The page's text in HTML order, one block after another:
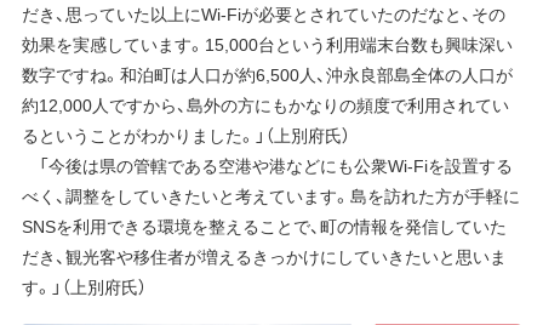
だき、思っていた以上にWi-Fiが必要とされていたのだなと、その
効果を実感しています。15,000台という利用端末台数も興味深い
数字ですね。和泊町は人口が約6,500人、沖永良部島全体の人口が
約12,000人ですから、島外の方にもかなりの頻度で利用されてい
るということがわかりました。」（上別府氏）
「今後は県の管轄である空港や港などにも公衆Wi-Fiを設置する
べく、調整をしていきたいと考えています。島を訪れた方が手軽に
SNSを利用できる環境を整えることで、町の情報を発信していた
だき、観光客や移住者が増えるきっかけにしていきたいと思いま
す。」（上別府氏）